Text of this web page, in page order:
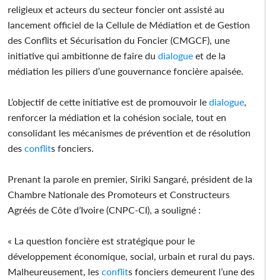
religieux et acteurs du secteur foncier ont assisté au
lancement officiel de la Cellule de Médiation et de Gestion
des Conflits et Sécurisation du Foncier (CMGCF), une
initiative qui ambitionne de faire dudialogue et de la
médiation les piliers d’une gouvernance foncière apaisée.
L’objectif de cette initiative est de promouvoir ledialogue
renforcer la médiation et la cohésion sociale, tout en
consolidant les mécanismes de prévention et de résolution
desconflits fonciers.
Prenant la parole en premier, Siriki Sangaré, président de la
Chambre Nationale des Promoteurs et Constructeurs
Agréés de Côte d’Ivoire (CNPC-CI), a souligné :
« La question foncière est stratégique pour le
développement économique, social, urbain et rural du pays.
Malheureusement, lesconflits fonciers demeurent l’une des